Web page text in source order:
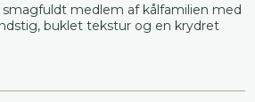
medlem af kålfamilien med
buklet tekstur og en krydret